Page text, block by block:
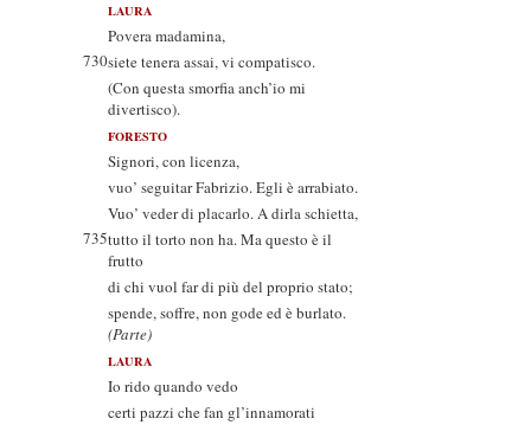
LAURA
Povera madamina,
730siete tenera assai, vi compatisco.
(Con questa smorfia anch’io mi
divertisco).
FORESTO
Signori, con licenza,
vuo’ seguitar Fabrizio. Egli è arrabiato.
Vuo’ veder di placarlo. A dirla schietta,
735tutto il torto non ha. Ma questo è il
frutto
di chi vuol far di più del proprio stato;
spende, soffre, non gode ed è burlato.
(Parte)
LAURA
Io rido quando vedo
certi pazzi che fan gl’innamorati